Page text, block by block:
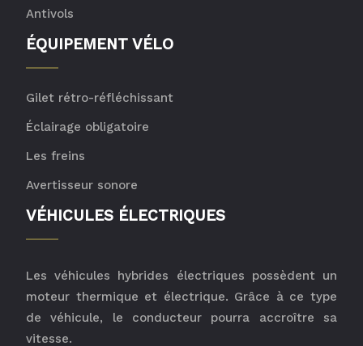
Antivols
ÉQUIPEMENT VÉLO
Gilet rétro-réfléchissant
Éclairage obligatoire
Les freins
Avertisseur sonore
VÉHICULES ÉLECTRIQUES
Les véhicules hybrides électriques possèdent un
moteur thermique et électrique. Grâce à ce type
de véhicule, le conducteur pourra accroître sa
vitesse.